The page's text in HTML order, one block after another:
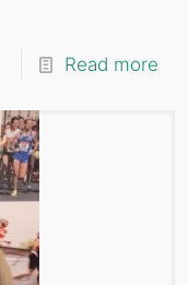
Read more